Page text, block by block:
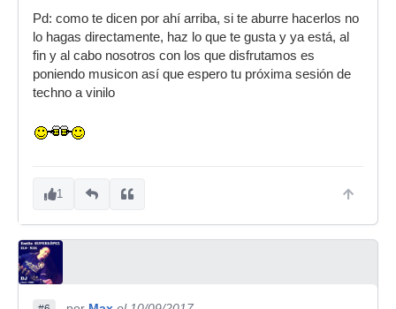
Pd: como te dicen por ahí arriba, si te aburre hacerlos no
lo hagas directamente, haz lo que te gusta y ya está, al
fin y al cabo nosotros con los que disfrutamos es
poniendo musicon así que espero tu próxima sesión de
techno a vinilo
1